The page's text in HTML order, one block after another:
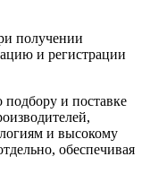
получении
и регистрации
и поставке
и высокому
обеспечивая